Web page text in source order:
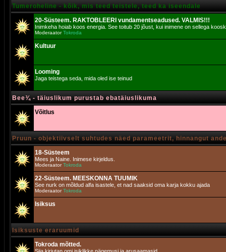
Tumeroheline - kõik, mis teed teistele, teed ka iseendale
20-Süsteem. RAKTOBLEERI vundamentseadused. VALMIS!!!
Inimkeha hoiab koos energia. See toitub 20 jõust, kui inimene on sellega
ModeraatorTokroda
Kultuur
Looming
Jaga teistega seda, mida oled ise teinud
Bee¾ - täiuslikum purustab ebatäiuslikuma
Võitlus
Pruun - objektiivselt suhtudes näed parameetrit, hinnangut
18-Süsteem
Mees ja Naine. Inimese kirjeldus.
ModeraatorTokroda
22-Süsteem. MEESKONNA TUUMIK
See nurk on mõldud alfa isastele, et nad saaksid oma karja kokku ajada
ModeraatorTokroda
Isiksus
Isiksuste eraruumid
Tokroda mõtted.